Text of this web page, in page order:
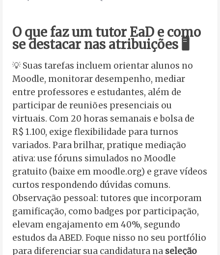
O que faz um tutor EaD e como
se destacar nas atribuições 🖥️
💡 Suas tarefas incluem orientar alunos no
Moodle, monitorar desempenho, mediar
entre professores e estudantes, além de
participar de reuniões presenciais ou
virtuais. Com 20 horas semanais e bolsa de
R$ 1.100, exige flexibilidade para turnos
variados. Para brilhar, pratique mediação
ativa: use fóruns simulados no Moodle
gratuito (baixe em moodle.org) e grave vídeos
curtos respondendo dúvidas comuns.
Observação pessoal: tutores que incorporam
gamificação, como badges por participação,
elevam engajamento em 40%, segundo
estudos da ABED. Foque nisso no seu portfólio
para diferenciar sua candidatura na seleção